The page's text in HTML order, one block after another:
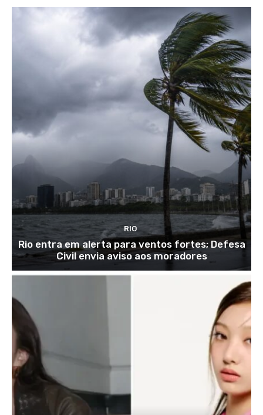
RIO
Rio entra em alerta para ventos fortes; Defesa
Civil envia aviso aos moradores